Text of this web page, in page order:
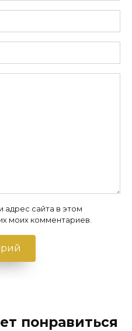
адрес сайта в этом
моих комментариев.
понравиться